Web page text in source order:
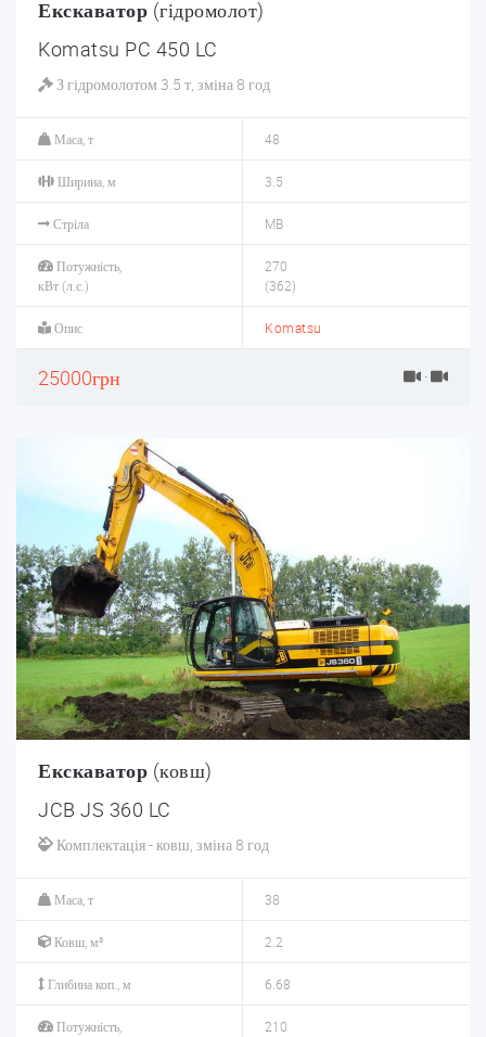
Екскаватор (гідромолот)
Komatsu PC 450 LC
З гідромолотом 3.5 т, зміна 8 год
Маса, т 48
Ширина, м 3.5
Стріла MB
Потужність,
кВт (л.с.)
270
(362)
Опис Komatsu
25000грн ·
Екскаватор (ковш)
JCB JS 360 LC
Комплектація - ковш, зміна 8 год
Маса, т 38
Ковш, м³ 2.2
Глибина коп., м 6.68
Потужність,
210